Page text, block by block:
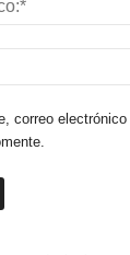
correo